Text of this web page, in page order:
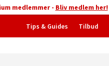
medlemmer - Bliv medlem her!
Tips & Guides Tilbud